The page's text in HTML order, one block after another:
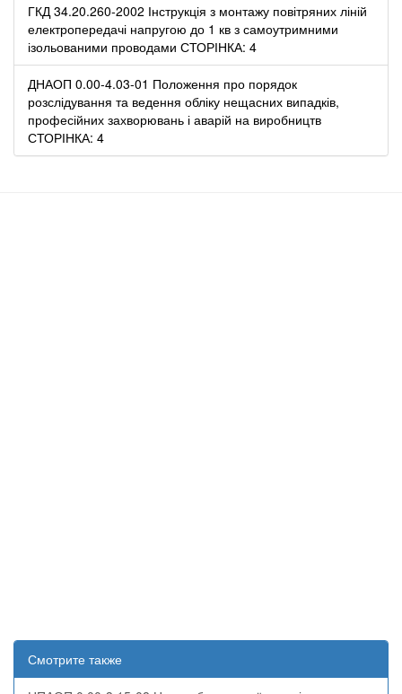
ГКД 34.20.260-2002 Інструкція з монтажу повітряних ліній
електропередачі напругою до 1 кв з самоутримними
ізольованими проводами СТОРІНКА: 4
ДНАОП 0.00-4.03-01 Положення про порядок
розслідування та ведення обліку нещасних випадків,
професійних захворювань і аварій на виробництв
СТОРІНКА: 4
Смотрите также